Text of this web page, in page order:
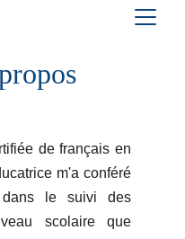
de français en
m'a conféré
dans le suivi des
scolaire que